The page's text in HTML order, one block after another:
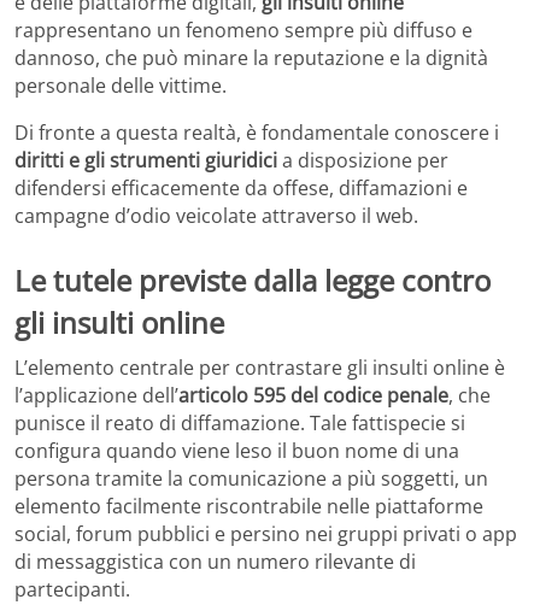
rappresentano un fenomeno sempre più diffuso e
dannoso, che può minare la reputazione e la dignità
personale delle vittime.
Di fronte a questa realtà, è fondamentale conoscere i
diritti e gli strumenti giuridicia disposizione per
difendersi efficacemente da offese, diffamazioni e
campagne d’odio veicolate attraverso il web.
Le tutele previste dalla legge contro
gli insulti online
L’elemento centrale per contrastare gli insulti online è
l’applicazione dell’articolo 595 del codice penale, che
punisce il reato di diffamazione. Tale fattispecie si
configura quando viene leso il buon nome di una
persona tramite la comunicazione a più soggetti, un
elemento facilmente riscontrabile nelle piattaforme
social, forum pubblici e persino nei gruppi privati o app
di messaggistica con un numero rilevante di
partecipanti.